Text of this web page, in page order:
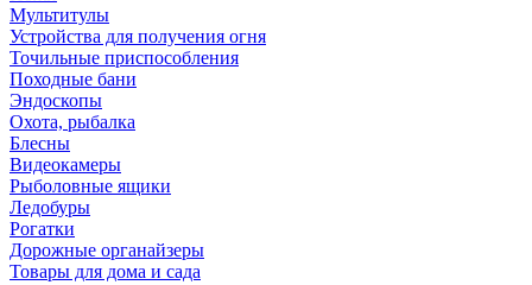
Мультитулы
Устройства для получения огня
Точильные приспособления
Походные бани
Эндоскопы
Охота, рыбалка
Блесны
Видеокамеры
Рыболовные ящики
Ледобуры
Рогатки
Дорожные органайзеры
Товары для дома и сада